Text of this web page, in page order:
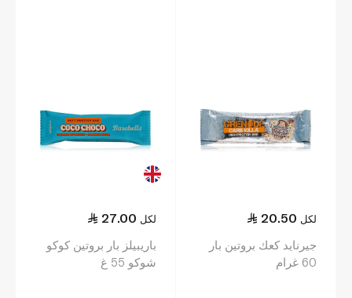
20.50 لكل
جيرنايد كعك بروتين بار
60 غرام
27.00 لكل
باريبيلز بار بروتين كوكو
شوكو 55 غ